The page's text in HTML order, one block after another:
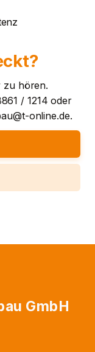
zu hören.
/ 1214 oder
online.de.
GmbH